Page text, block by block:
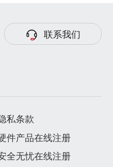
联系我们
私条款
件产品在线注册
全无忧在线注册